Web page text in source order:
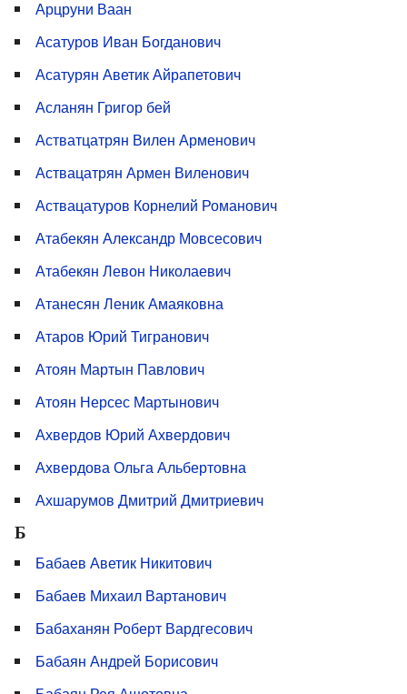
Арцруни Ваан
Асатуров Иван Богданович
Асатурян Аветик Айрапетович
Асланян Григор бей
Астватцатрян Вилен Арменович
Аствацатрян Армен Виленович
Аствацатуров Корнелий Романович
Атабекян Александр Мовсесович
Атабекян Левон Николаевич
Атанесян Леник Амаяковна
Атаров Юрий Тигранович
Атоян Мартын Павлович
Атоян Нерсес Мартынович
Ахвердов Юрий Ахвердович
Ахвердова Ольга Альбертовна
Ахшарумов Дмитрий Дмитриевич
Б
Бабаев Аветик Никитович
Бабаев Михаил Вартанович
Бабаханян Роберт Вардгесович
Бабаян Андрей Борисович